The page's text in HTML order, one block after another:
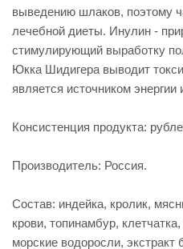
выведению шлаков, поэтому
лечебной диеты. Инулин -
стимулирующий выработку
Юкка Шидигера выводит
является источником
Консистенция продукта:
Производитель: Россия.
Состав: индейка, кролик,
крови, топинамбур,
морские водоросли, экстракт